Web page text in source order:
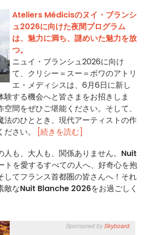
Ateliers Médicisのヌイ・ブランシ
ュ2026に向けた夜間プログラム
は、魅力に満ち、謎めいた魅力を放
つ。
ニュイ・ブランシュ2026に向け
て、クリシー＝スー＝ボワのアトリ
エ・メディシスは、6月6日に新し
験する機会へと皆さまをお招きしま
間をぜひご堪能ください。そして、
法のひととき、現代アーティストの作
さい。
[続きを読む]
も、大人も、関係ありません。 Nuit
トを愛するすべての人へ、好奇心を抱
してフランス首都圏の皆さんへ！それ
敵なNuit Blanche 2026をお過ごしく